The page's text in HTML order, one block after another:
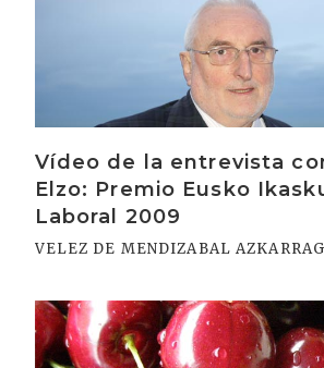
Vídeo de la entrevista
Elzo: Premio Eusko
Laboral 2009
VELEZ DE MENDIZABAL
Irakurri